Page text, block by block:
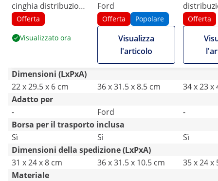
cinghia distribuzione
/ regolazione albero
universale per
Crafter / Transporter
Offerta
Visualizzato ora
Ford
Offerta Popolare
Visualizza
l'articolo
Chrysler
Offerta
Dimensioni (LxPxA)
22 x 29.5 x 6 cm
36 x 31.5 x 8.5 cm
34 x 23 x
Adatto per
-
Ford
-
Borsa per il trasporto inclusa
Sì
Sì
Sì
Dimensioni della spedizione (LxPxA)
31 x 24 x 8 cm
36 x 31.5 x 10.5 cm
35 x 24 x
Materiale